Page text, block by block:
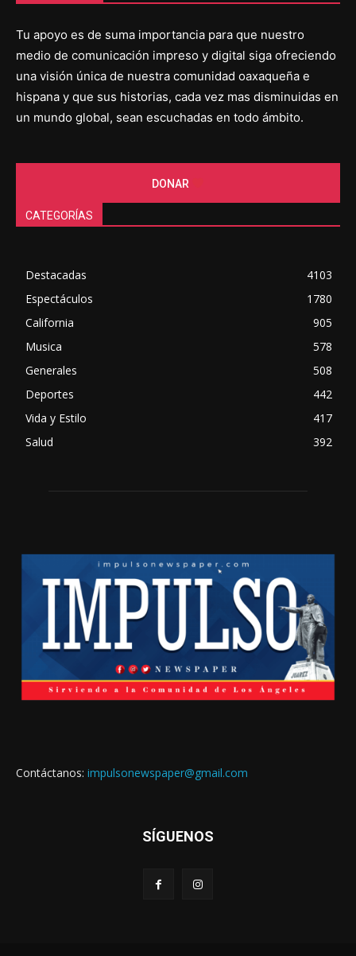
Tu apoyo es de suma importancia para que nuestro
medio de comunicación impreso y digital siga ofreciendo
una visión única de nuestra comunidad oaxaqueña e
hispana y que sus historias, cada vez mas disminuidas en
un mundo global, sean escuchadas en todo ámbito.
DONAR
CATEGORÍAS
Destacadas
4103
Espectáculos
1780
California
905
Musica
578
Generales
508
Deportes
442
Vida y Estilo
417
Salud
392
Contáctanos: impulsonewspaper@gmail.com
SÍGUENOS